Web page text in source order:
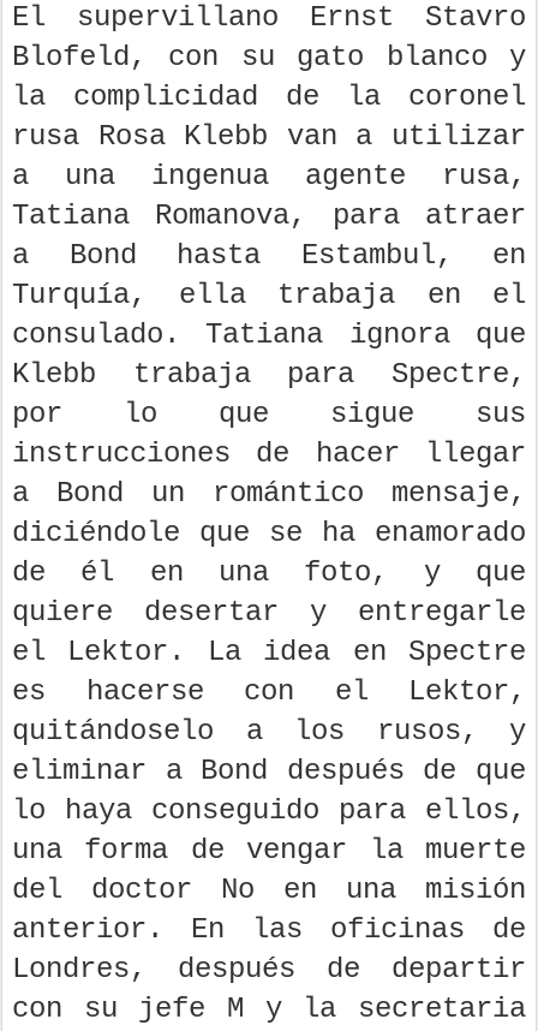
El supervillano Ernst Stavro
Blofeld, con su gato blanco y
la complicidad de la coronel
rusa Rosa Klebb van a utilizar
a una ingenua agente rusa,
Tatiana Romanova, para atraer
a Bond hasta Estambul, en
Turquía, ella trabaja en el
consulado. Tatiana ignora que
Klebb trabaja para Spectre,
por lo que sigue sus
instrucciones de hacer llegar
a Bond un romántico mensaje,
diciéndole que se ha enamorado
de él en una foto, y que
quiere desertar y entregarle
el Lektor. La idea en Spectre
es hacerse con el Lektor,
quitándoselo a los rusos, y
eliminar a Bond después de que
lo haya conseguido para ellos,
una forma de vengar la muerte
del doctor No en una misión
anterior. En las oficinas de
Londres, después de departir
con su jefe M y la secretaria